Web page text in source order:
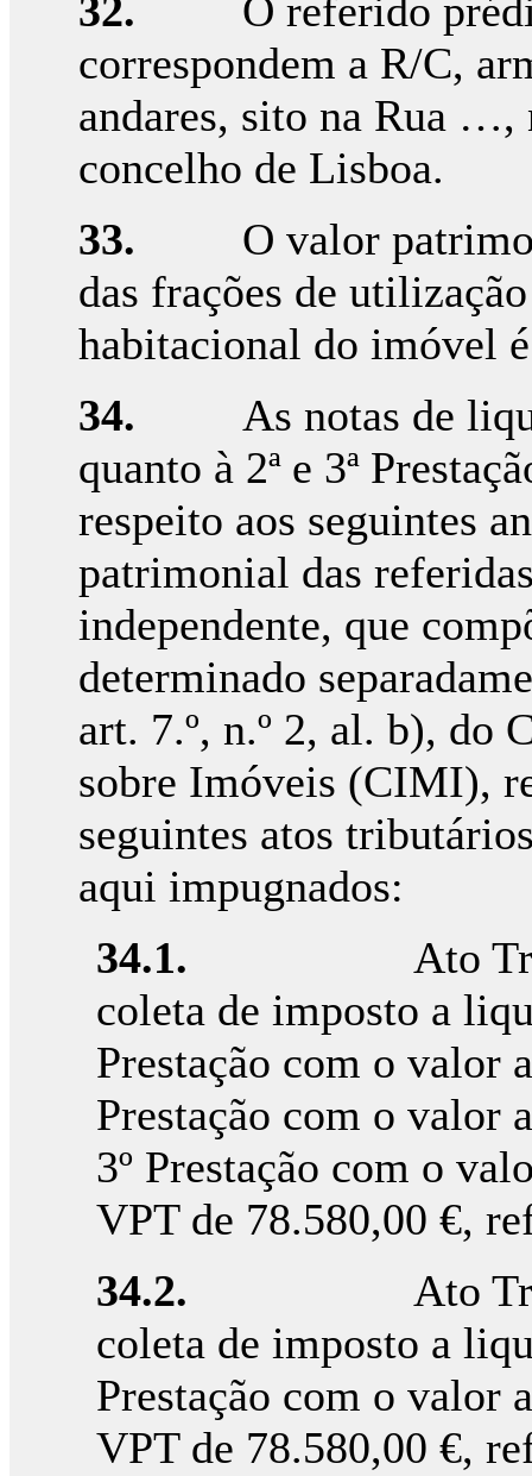
32. O referido
correspondem a R/C,
andares, sito na Rua
concelho de Lisboa.
33. O valor
das frações de
habitacional do imóvel
34. As notas de
quanto à 2ª e 3ª
respeito aos seguintes
patrimonial das
independente, que
determinado
art. 7.º, n.º 2, al. b), do
sobre Imóveis (CIMI),
seguintes atos
aqui impugnados:
34.1. Ato
coleta de imposto a
Prestação com o valor
Prestação com o valor
3º Prestação com o
VPT de 78.580,00 €,
34.2. Ato
coleta de imposto a
Prestação com o valor
VPT de 78.580,00 €,